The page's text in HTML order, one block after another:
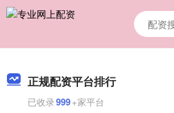
正规配资平台排行
已收录999+家平台